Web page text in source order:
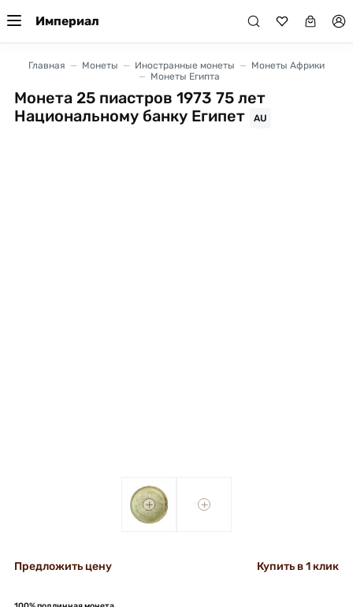
Империал
Главная Монеты Иностранные монеты
Монеты Африки
Монеты Египта
Монета 25 пиастров 1973 75 лет
Национальному банку Египет
AU
+ +
Предложить цену Купить в 1 клик